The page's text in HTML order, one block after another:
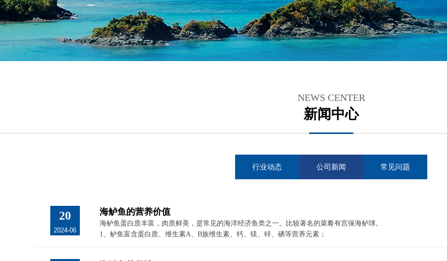
NEWS CENTER
新闻中心
行业动态 公司新闻 常见问题
20
2024-06
海鲈鱼的营养价值
海鲈鱼蛋白质丰富，肉质鲜美，是常见的海洋经济鱼类之一。比较著名的菜肴有宫保海鲈球。
1、鲈鱼富含蛋白质、维生素A、B族维生素、钙、镁、锌、硒等营养元素；